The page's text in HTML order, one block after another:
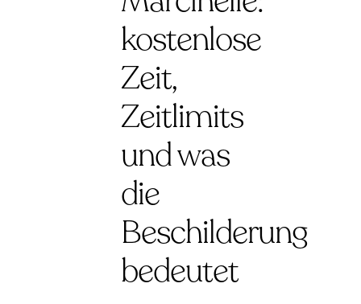
kostenlose
Zeit,
Zeitlimits
und was
die
Beschilderung
bedeutet